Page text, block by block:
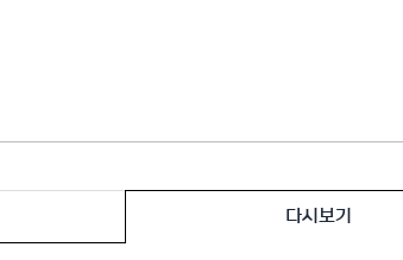
충청북도 음식문화페스타
다시보기